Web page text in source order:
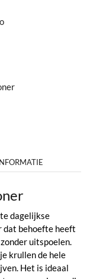
dagelijkse
dat behoefte heeft
uitspoelen.
krullen de hele
Het is ideaal